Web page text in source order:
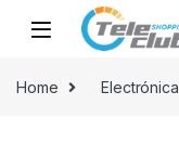
Skip to navigation
Skip to content
Home Electrónica